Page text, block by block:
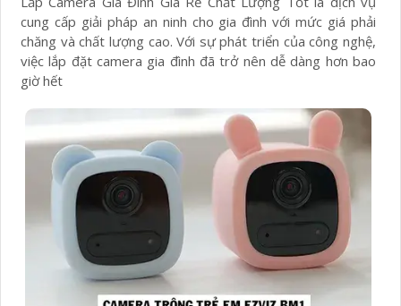
cung cấp giải pháp an ninh cho gia đình với mức giá phải
chăng và chất lượng cao. Với sự phát triển của công nghệ,
việc lắp đặt camera gia đình đã trở nên dễ dàng hơn bao
giờ hết